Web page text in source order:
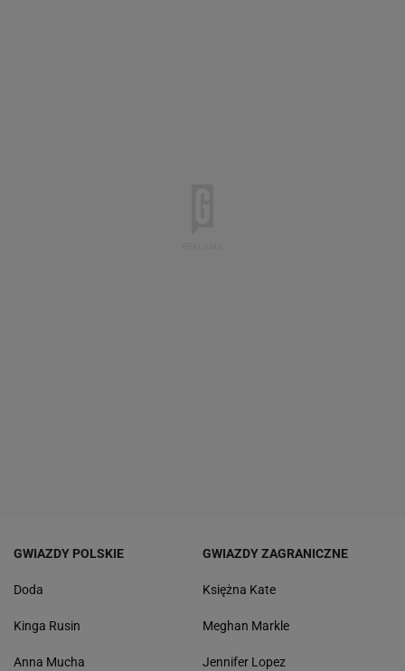
GWIAZDY POLSKIE
Doda
Kinga Rusin
Anna Mucha
GWIAZDY ZAGRANICZNE
Księżna Kate
Meghan Markle
Jennifer Lopez